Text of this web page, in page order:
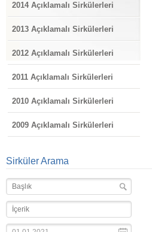
2014 Açıklamalı Sirkülerleri
2013 Açıklamalı Sirkülerleri
2012 Açıklamalı Sirkülerleri
2011 Açıklamalı Sirkülerleri
2010 Açıklamalı Sirkülerleri
2009 Açıklamalı Sirkülerleri
Sirküler Arama